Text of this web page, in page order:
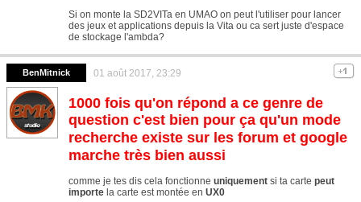
Si on monte la SD2VITa en UMAO on peut l'utiliser pour lancer
des jeux et applications depuis la Vita ou ca sert juste d'espace
de stockage l'ambda?
BenMitnick 01 août 2017, 23:29
1000 fois qu'on répond a ce genre de
question c'est bien pour ça qu'un mode
recherche existe sur les forum et google
marche très bien aussi
comme je tes dis cela fonctionne uniquement si ta carte peut
importe la carte est montée en UX0